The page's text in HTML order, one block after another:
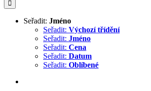
Seřadit: Jméno
Seřadit: Výchozí třídění
Seřadit: Jméno
Seřadit: Cena
Seřadit: Datum
Seřadit: Oblíbené